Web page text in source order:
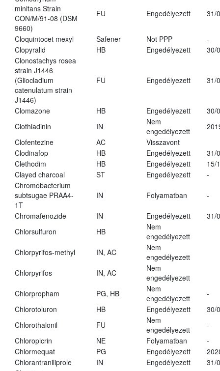
minitans Strain
CON/M/91-08 (DSM
9660)
FU Engedélyezett 31/
Cloquintocet mexyl Safener Not PPP
-
Clopyralid
HB Engedélyezett
30/
Clonostachys rosea
strain J1446
(Gliocladium
catenulatum strain
J1446)
FU Engedélyezett 31/
Clomazone HB Engedélyezett
30/
Clothiadinin
IN
Nem
engedélyezett
Clofentezine
AC
Visszavont
Clodinafop
HB Engedélyezett
31/
Clethodim
HB Engedélyezett
15/
Clayed charcoal
ST Engedélyezett
-
Chromobacterium
subtsugae PRAA4-
1T
IN Folyamatban -
Chromafenozide IN Engedélyezett
31/
Chlorsulfuron
HB
Nem
engedélyezett
Chlorpyrifos-methyl
IN, AC
Nem
engedélyezett
Chlorpyrifos
IN, AC
Nem
engedélyezett
Chlorpropham
PG, HB
Nem
engedélyezett
-
Chlorotoluron
HB Engedélyezett
30/
Chlorothalonil
FU
Nem
engedélyezett
-
Chloropicrin
NE Folyamatban
-
Chlormequat
PG Engedélyezett
Chlorantraniliprole
IN Engedélyezett
31/